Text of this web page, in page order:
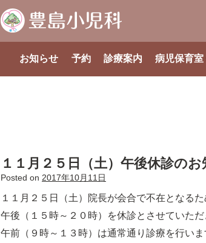
お知らせ 予約 診療案内 病児保育
１１月２５日（土）午後休診のお
Posted on 2017年10月11日
１１月２５日（土）院長が会合で不在となるた
午後（１５時～２０時）を休診とさせていただ
午前（９時～１３時）は通常通り診療を行いま